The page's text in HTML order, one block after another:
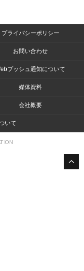
プライバシーポリシー
お問い合わせ
プッシュ通知について
媒体資料
会社概要
いて